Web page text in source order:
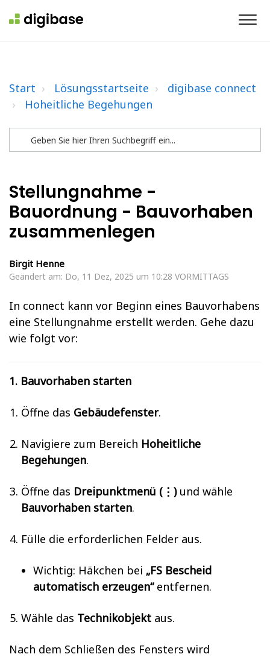
Start Lösungsstartseite
digibase connect
Hoheitliche Begehungen
Stellungnahme -
Bauordnung - Bauvorhaben
zusammenlegen
Birgit Henne
Geändert am: Do, 11 Dez, 2025 um 10:28 VORMITTAGS
In connect kann vor Beginn eines Bauvorhabens
eine Stellungnahme erstellt werden. Gehe dazu
wie folgt vor:
1. Bauvorhaben starten
Öffne das Gebäudefenster.
Navigiere zum Bereich Hoheitliche
Begehungen.
Öffne das Dreipunktmenü (⋮)und wähle
Bauvorhaben starten.
Fülle die erforderlichen Felder aus.
Wichtig: Häkchen bei „FS Bescheid
automatisch erzeugen“ entfernen.
Wähle das Technikobjekt aus.
Nach dem Schließen des Fensters wird